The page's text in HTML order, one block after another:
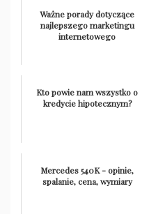
Ważne porady dotyczące
najlepszego marketingu
internetowego
Kto powie nam wszystko o
kredycie hipotecznym?
Mercedes 540K - opinie,
spalanie, cena, wymiary